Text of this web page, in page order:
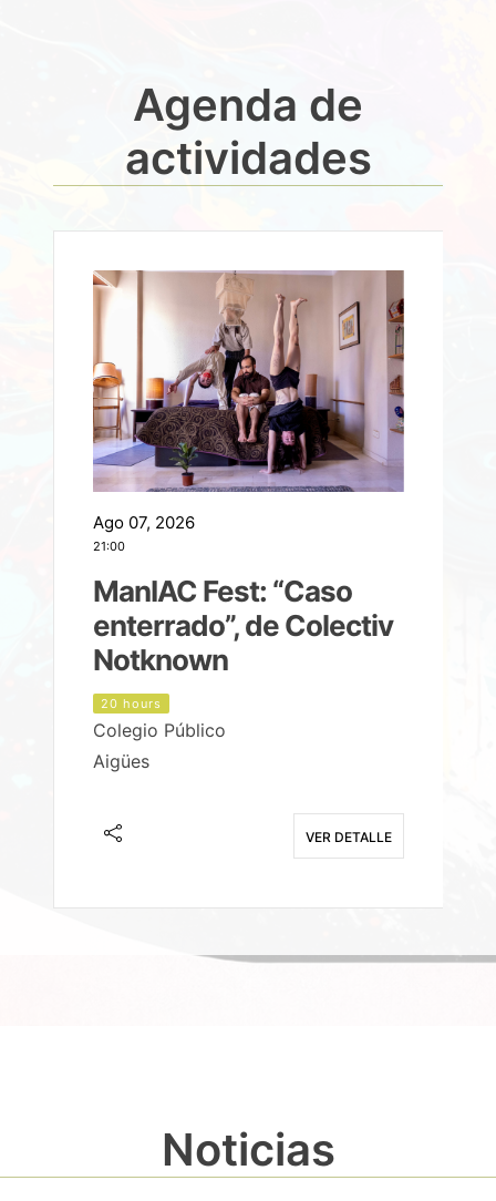
Agenda de
actividades
Ago 07, 2026
21:00
ManIAC Fest: “Caso
enterrado”, de Colectiv
Notknown
20 hours
Colegio Público
Aigües
VER DETALLE
Noticias